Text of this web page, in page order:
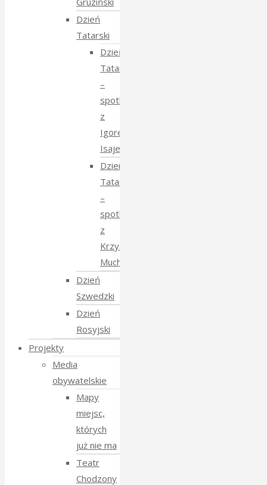
Dzień
Tatarski
Dzień
Tatarski
–
spotkanie
z
Igorem
Isajewem
Dzien
Tatarski
–
spotkanie
z
Krzysztofem
Mucharskim
Dzień
Szwedzki
Dzień
Rosyjski
Projekty
Media
obywatelskie
Mapy
miejsc,
których
już nie ma
Teatr
Chodzony